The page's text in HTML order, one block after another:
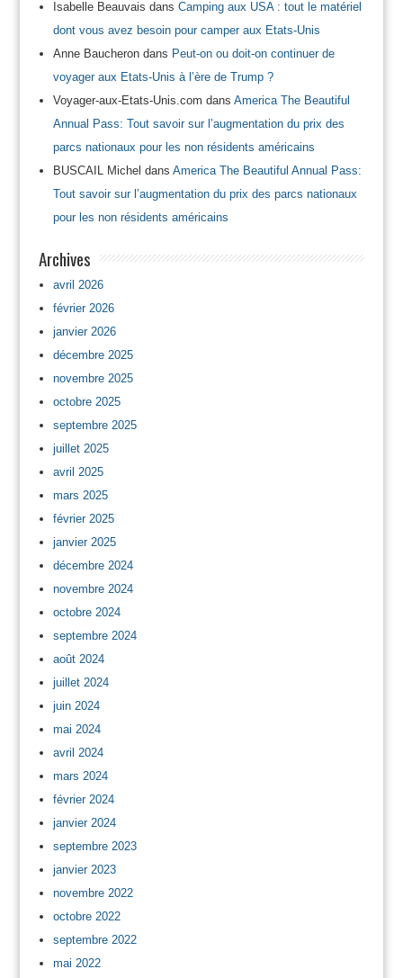
Isabelle Beauvais dans Camping aux USA : tout le matériel
dont vous avez besoin pour camper aux Etats-Unis
Anne Baucherondans Peut-on ou doit-on continuer de
voyager aux Etats-Unis à l’ère de Trump ?
Voyager-aux-Etats-Unis.com dans America The Beautiful
Annual Pass: Tout savoir sur l’augmentation du prix des
parcs nationaux pour les non résidents américains
BUSCAIL Michel dans America The Beautiful Annual Pass:
Tout savoir sur l’augmentation du prix des parcs nationaux
pour les non résidents américains
Archives
avril 2026
février 2026
janvier 2026
décembre 2025
novembre 2025
octobre 2025
septembre 2025
juillet 2025
avril 2025
mars 2025
février 2025
janvier 2025
décembre 2024
novembre 2024
octobre 2024
septembre 2024
août 2024
juillet 2024
juin 2024
mai 2024
avril 2024
mars 2024
février 2024
janvier 2024
septembre 2023
janvier 2023
novembre 2022
octobre 2022
septembre 2022
mai 2022